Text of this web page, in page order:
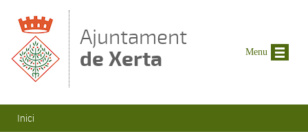
Ajuntament
de Xerta
Esteu aquí
Inici
Menu